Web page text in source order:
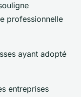
professionnelle
ayant adopté
entreprises